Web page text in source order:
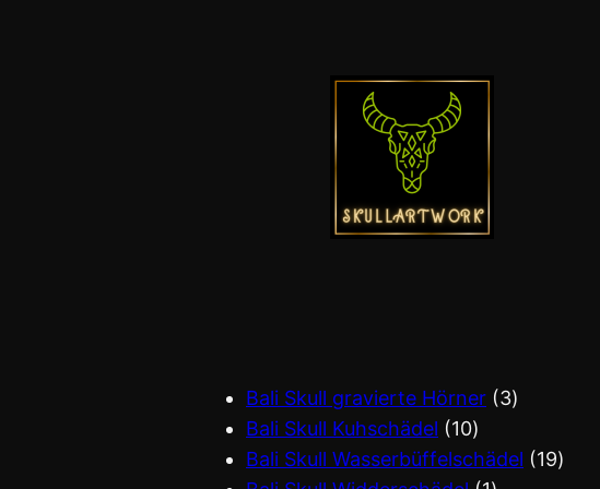
Bali Skull gravierte Hörner
3
Bali Skull Kuhschädel
10
Bali Skull Wasserbüffelschädel
19